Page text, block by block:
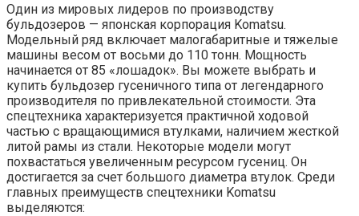
Один из мировых лидеров по производству
бульдозеров — японская корпорация Komatsu.
Модельный ряд включает малогабаритные и тяжелые
машины весом от восьми до 110 тонн. Мощность
начинается от 85 «лошадок». Вы можете выбрать и
купить бульдозер гусеничного типа от легендарного
производителя по привлекательной стоимости. Эта
спецтехника характеризуется практичной ходовой
частью с вращающимися втулками, наличием жесткой
литой рамы из стали. Некоторые модели могут
похвастаться увеличенным ресурсом гусениц. Он
достигается за счет большого диаметра втулок. Среди
главных преимуществ спецтехники Komatsu
выделяются: